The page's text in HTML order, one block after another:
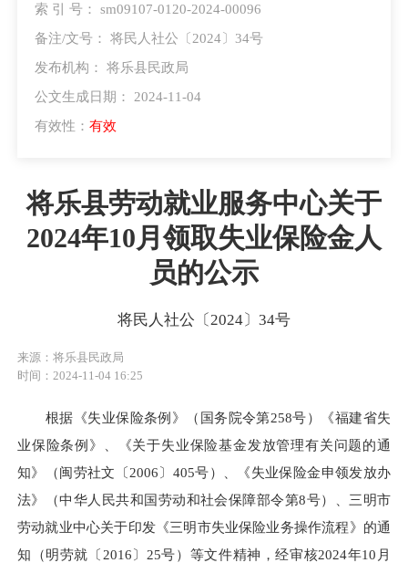
索 引 号： sm09107-0120-2024-00096
备注/文号： 将民人社公〔2024〕34号
发布机构： 将乐县民政局
公文生成日期： 2024-11-04
有效性： 有效
将乐县劳动就业服务中心关于
2024年10月领取失业保险金人
员的公示
将民人社公〔2024〕34号
来源：将乐县民政局
时间：2024-11-04 16:25
根据《失业保险条例》（国务院令第258号）《福建省失
业保险条例》、《关于失业保险基金发放管理有关问题的通
知》（闽劳社文〔2006〕405号）、《失业保险金申领发放办
法》（中华人民共和国劳动和社会保障部令第8号）、三明市
劳动就业中心关于印发《三明市失业保险业务操作流程》的通
知（明劳就〔2016〕25号）等文件精神，经审核2024年10月